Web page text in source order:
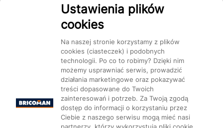
Dostępność
Kategorie Produkty Marki CMS
Ustawienia plików
cookies
Na naszej stronie korzystamy z plików
cookies (ciasteczek) i podobnych
technologii. Po co to robimy? Dzięki nim
możemy usprawniać serwis, prowadzić
działania marketingowe oraz pokazywać
treści dopasowane do Twoich
zainteresowań i potrzeb. Za Twoją zgodą
dostęp do informacji o korzystaniu przez
Ciebie z naszego serwisu mogą mieć nasi